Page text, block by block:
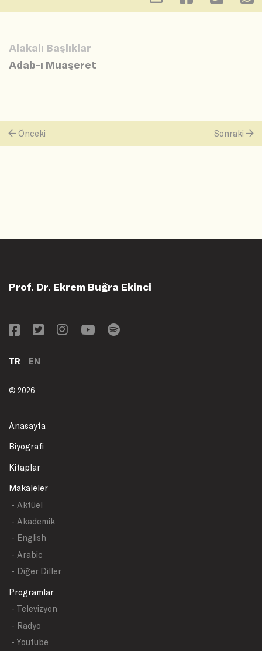
Alakalı Başlıklar
Adab-ı Muaşeret
Önceki Sonraki
Prof. Dr. Ekrem Buğra Ekinci
TR EN
© 2026
Anasayfa
Biyografi
Kitaplar
Makaleler
- Aktüel
- Akademik
- English
- Arabic
- Diğer Diller
Programlar
- Televizyon
- Radyo
- Youtube